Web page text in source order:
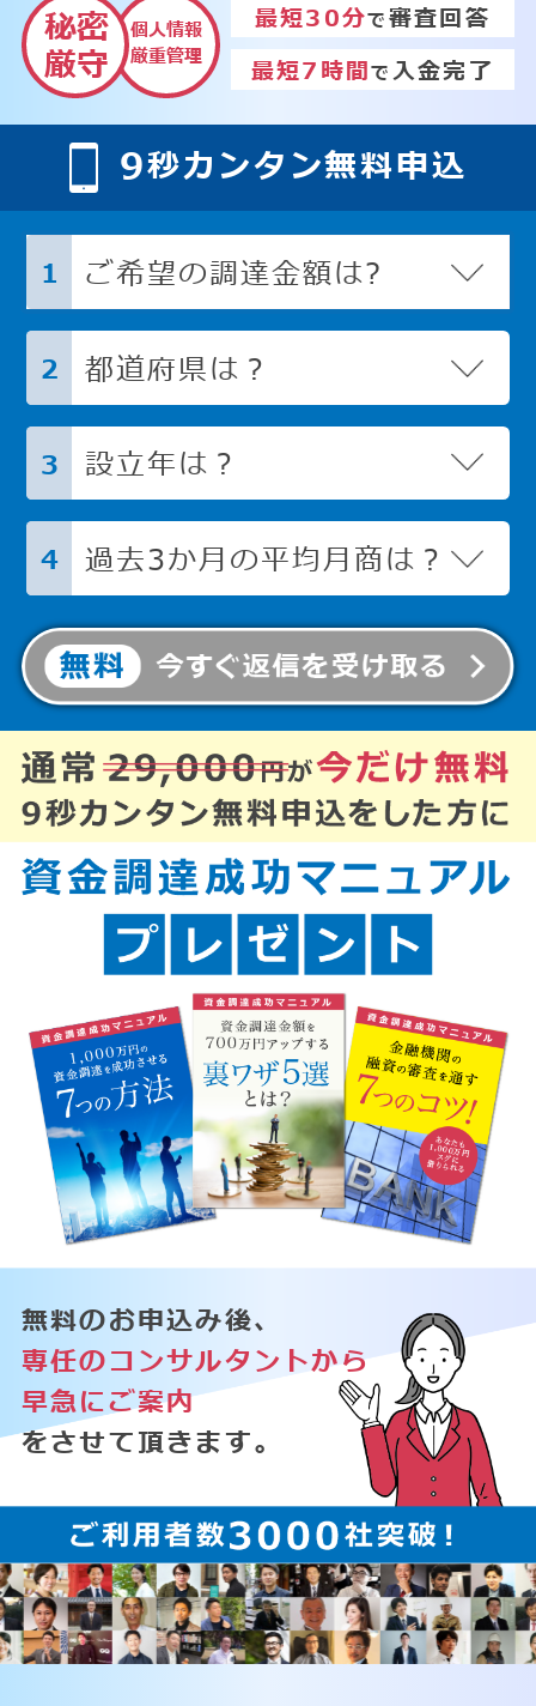
秘密
厳守
個人情報
厳重管理
最短30分で審査回答
最短7時間で入金完了
9秒カンタン無料申込
1 ご希望の調達金額は?
2 都道府県は？
3 設立年は？
4 過去3か月の平均月商は？
無料のお申込み後、
専任のコンサルタントから
早急にご案内
をさせて頂きます。